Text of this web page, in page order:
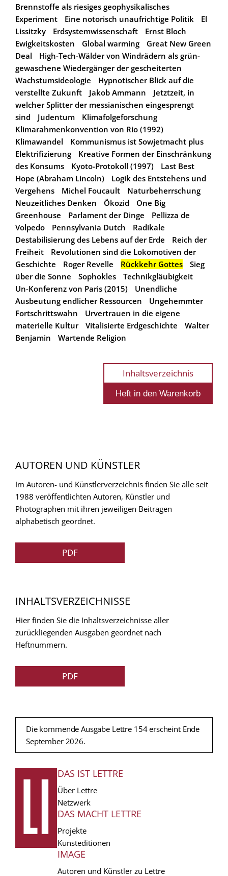
Brennstoffe als riesiges geophysikalisches
Experiment
Eine notorisch unaufrichtige Politik
El
Lissitzky
Erdsystemwissenschaft
Ernst Bloch
Ewigkeitskosten
Global warming
Great New Green
Deal
High-Tech-Wälder von Windrädern als grün-
gewaschene Wiedergänger der gescheiterten
Wachstumsideologie
Hypnotischer Blick auf die
verstellte Zukunft
Jakob Ammann
Jetztzeit, in
welcher Splitter der messianischen eingesprengt
sind
Judentum
Klimafolgeforschung
Klimarahmenkonvention von Rio (1992)
Klimawandel
Kommunismus ist Sowjetmacht plus
Elektrifizierung
Kreative Formen der Einschränkung
des Konsums
Kyoto-Protokoll (1997)
Last Best
Hope (Abraham Lincoln)
Logik des Entstehens und
Vergehens
Michel Foucault
Naturbeherrschung
Neuzeitliches Denken
Ökozid
One Big
Greenhouse
Parlament der Dinge
Pellizza de
Volpedo
Pennsylvania Dutch
Radikale
Destabilisierung des Lebens auf der Erde
Reich der
Freiheit
Revolutionen sind die Lokomotiven der
Geschichte
Roger Revelle Rückkehr Gottes
Sieg
über die Sonne
Sophokles
Technikgläubigkeit
Un-Konferenz von Paris (2015)
Unendliche
Ausbeutung endlicher Ressourcen
Ungehemmter
Fortschrittswahn
Urvertrauen in die eigene
materielle Kultur
Vitalisierte Erdgeschichte
Walter
Benjamin
Wartende Religion
Inhaltsverzeichnis
AUTOREN UND KÜNSTLER
Im Autoren- und Künstlerverzeichnis finden Sie alle seit
1988 veröffentlichten Autoren, Künstler und
Photographen mit ihren jeweiligen Beitragen
alphabetisch geordnet.
PDF
INHALTSVERZEICHNISSE
Hier finden Sie die Inhaltsverzeichnisse aller
zurückliegenden Ausgaben geordnet nach
Heftnummern.
PDF
Die kommende Ausgabe Lettre 154 erscheint Ende
September 2026.
FUSSZEILE
DAS IST LETTRE
Über Lettre
Netzwerk
DAS MACHT LETTRE
Projekte
Kunsteditionen
IMAGE
Autoren und Künstler zu Lettre